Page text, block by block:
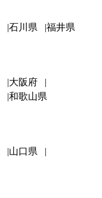
石川県 福井県
大阪府
和歌山県
山口県